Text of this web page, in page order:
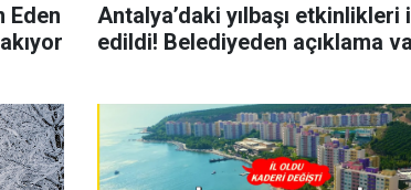
Eden
Antalya’daki yılbaşı etkinlikleri
edildi! Belediyeden açıklama